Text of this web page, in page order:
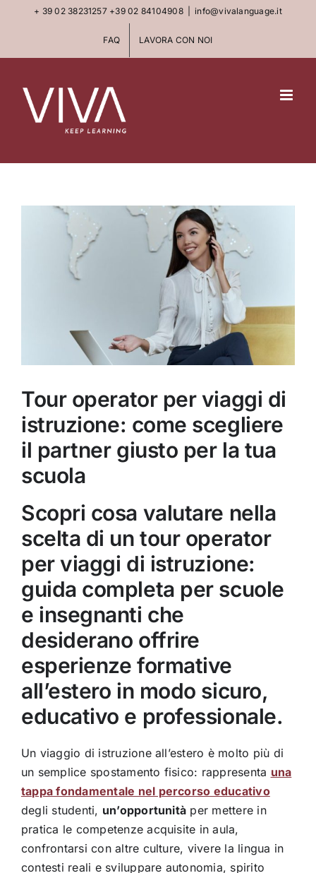
+ 39 02 38231257 +39 02 84104908 info@vivalanguage.it
FAQ LAVORA CON NOI
Tour operator per viaggi di
istruzione: come scegliere
il partner giusto per la tua
scuola
Scopri cosa valutare nella
scelta di un tour operator
per viaggi di istruzione:
guida completa per scuole
e insegnanti che
desiderano offrire
esperienze formative
all’estero in modo sicuro,
educativo e professionale.
Un viaggio di istruzione all’estero è molto più di
un semplice spostamento fisico: rappresenta una
tappa fondamentale nel percorso educativo
degli studenti, un’opportunità per mettere in
pratica le competenze acquisite in aula,
confrontarsi con altre culture, vivere la lingua in
contesti reali e sviluppare autonomia, spirito